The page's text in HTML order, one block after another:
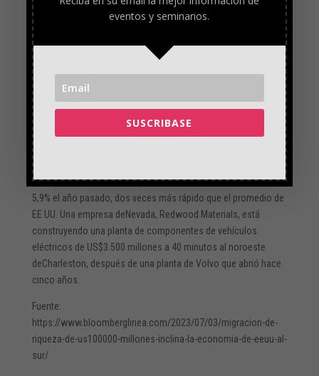
“Podrías arreglarte el cabello, las uñas, básicamente podrías
vivir tu vida. Y aquí también tiene impuestos a la propiedad más
bajos”, dijo Woods.
A unos metros de distancia,Rosemary Taibi, de 59 años,
estuvo de acuerdo. Ella y su esposo redujeron sus impuestos
a la propiedad deUS$16,000 aUS$2,000 después de mudarse
de Randolph,Nueva Jersey: “Es una gran diferencia”.
Los habitantes del noreste se están mudando aquí, pero, lo
que es más sorprendente, también lo hacen los californianos.
El empleo en el área metropolitana de Charleston creció un
5,9% el año pasado, dos veces más rápido que el promedio de
EE.UU. Una empresa deNevada, Redwood Materials, está
construyendo una planta de componentes de vehículos
eléctricos de US$3.500 millones a 40 minutos al noroeste
deCharleston, después de una planta de Volvo que abrió hace
cinco años.
Fuente:
https://www.bloomberglinea.com/2023/07/03/migracion-de-
riqueza-de-us100000-millones-inclina-la-economia-de-eeuu-al-
sur/
eventos y seminarios.
SUSCRIBASE